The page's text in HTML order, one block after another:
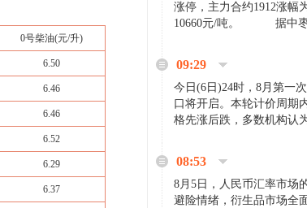
0号柴油(元/升)
6.50
6.46
6.46
6.52
6.29
6.37
涨停，主力合约1912涨幅
10660元/吨。 据中枣
家好货依旧惜售挺...
09:29
今日(6日)24时，8月第一
口将开启。本轮计价周期
格先涨后跌，多数机构认
08:53
8月5日，人民币汇率市场
避险情绪，衍生品市场全